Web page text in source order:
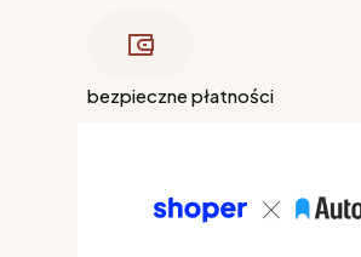
bezpieczne płatności